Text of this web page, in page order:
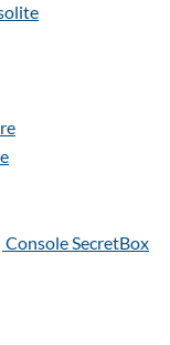
Console SecretBox